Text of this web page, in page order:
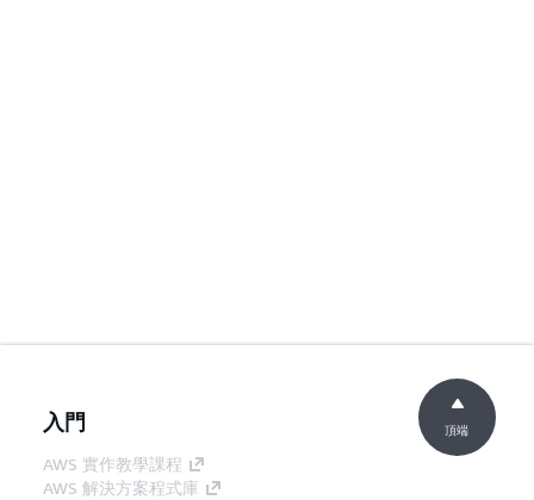
入門
AWS 實作教學課程
AWS 解決方案程式庫
頂端